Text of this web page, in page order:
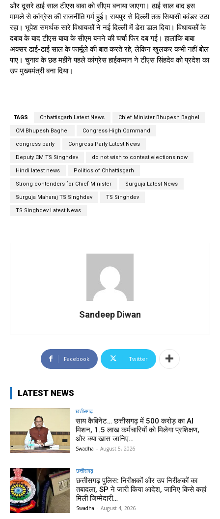
और दूसरे ढाई साल टीएस बाबा को सीएम बनाया जाएगा। ढाई साल बाद इस
मामले से कांग्रेस की राजनीति गर्म हुई। रायपुर से दिल्ली तक सियासी बवंडर उठा
रहा। भूपेश समर्थक सारे विधायकों ने नई दिल्ली में डेरा डाल दिया। विधायकों के
दबाव के बाद टीएस बाबा के सीएम बनने की चर्चा फिर दब गई। हालांकि बाबा
अक्सर ढाई-ढाई साल के फार्मूले की बात करते रहे, लेकिन खुलकर कभी नहीं बोल
पाए। चुनाव के छह महीने पहले कांग्रेस हाईकमान ने टीएस सिंहदेव को प्रदेश का
उप मुख्यमंत्री बना दिया।
TAGS Chhattisgarh Latest News Chief Minister Bhupesh Baghel
CM Bhupesh Baghel Congress High Command
congress party Congress Party Latest News
Deputy CM TS Singhdev do not wish to contest elections now
Hindi latest news Politics of Chhattisgarh
Strong contenders for Chief Minister Surguja Latest News
Surguja Maharaj TS Singhdev TS Singhdev
TS Singhdev Latest News
Sandeep Diwan
Facebook Twitter
LATEST NEWS
छत्तीसगढ़
साय कैबिनेट… छत्तीसगढ़ में 500 करोड़ का AI
मिशन, 1.5 लाख कर्मचारियों को मिलेगा प्रशिक्षण,
और क्या खास जानिए…
Swadha - August 5, 2026
छत्तीसगढ़
छत्तीसगढ़ पुलिस: निरीक्षकों और उप निरीक्षकों का
तबादला, SP ने जारी किया आदेश, जानिए किसे कहां
मिली जिम्मेदारी…
Swadha - August 4, 2026